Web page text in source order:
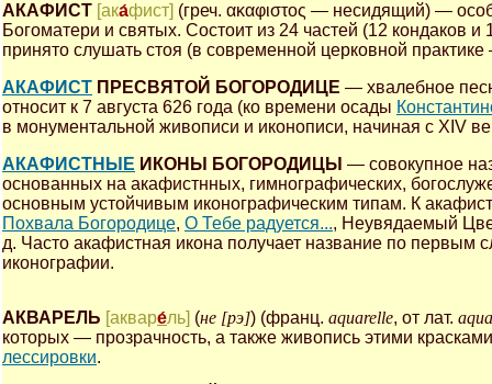
АКАФИСТ [ака́фист] (греч. ακαφιστος — несидящий) —
Богоматери и святых. Состоит из 24 частей (12 кондаков
принято слушать стоя (в современной церковной
АКАФИСТ ПРЕСВЯТОЙ БОГОРОДИЦЕ — хвалебное
относит к 7 августа 626 года (ко времени осады
в монументальной живописи и иконописи, начиная с XIV
АКАФИСТНЫЕ ИКОНЫ БОГОРОДИЦЫ — совокупное
основанных на акафистнных, гимнографических,
основным устойчивым иконографическим типам. К
Похвала Богородице, О Тебе радуется..., Неувядаемый
д. Часто акафистная икона получает название по первым
иконографии.
АКВАРЕЛЬ [акваре́ль] (не [рэ]) (франц. aquarelle, от лат. aqua
которых — прозрачность, а также живопись этими
лессировки.